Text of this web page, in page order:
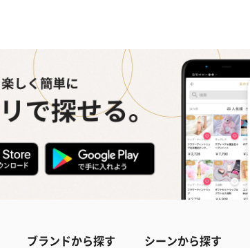
ブランドから探す シーンから探す